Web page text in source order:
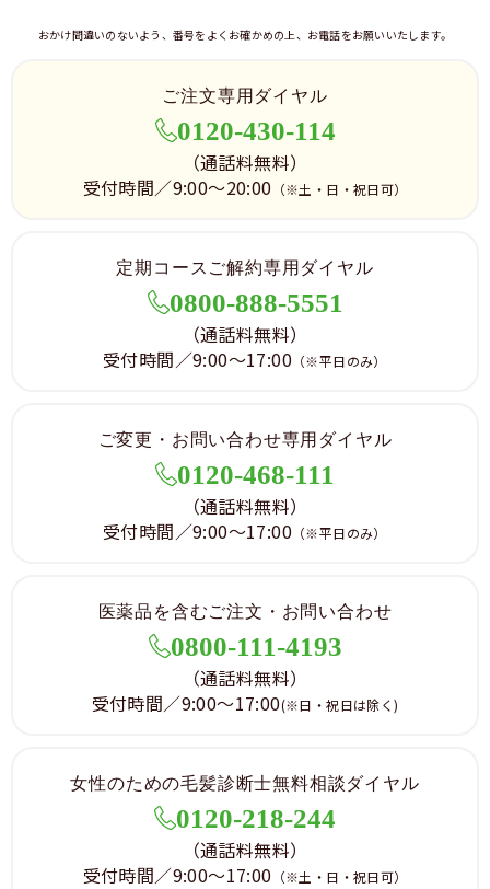
おかけ間違いのないよう、番号をよくお確かめの上、お電話をお願いいたします。
ご注文専用ダイヤル
0120-430-114
（通話料無料）
受付時間／9:00～20:00 （※土・日・祝日可）
定期コースご解約専用ダイヤル
0800-888-5551
（通話料無料）
受付時間／9:00～17:00 （※平日のみ）
ご変更・お問い合わせ専用ダイヤル
0120-468-111
（通話料無料）
受付時間／9:00～17:00 （※平日のみ）
医薬品を含むご注文・お問い合わせ
0800-111-4193
（通話料無料）
受付時間／9:00～17:00(※日・祝日は除く)
女性のための毛髪診断士無料相談ダイヤル
0120-218-244
（通話料無料）
受付時間／9:00～17:00 （※土・日・祝日可）